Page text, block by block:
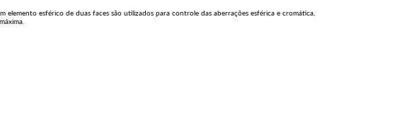
esférico de duas faces são utilizados para controle das aberrações esférica e cromática,